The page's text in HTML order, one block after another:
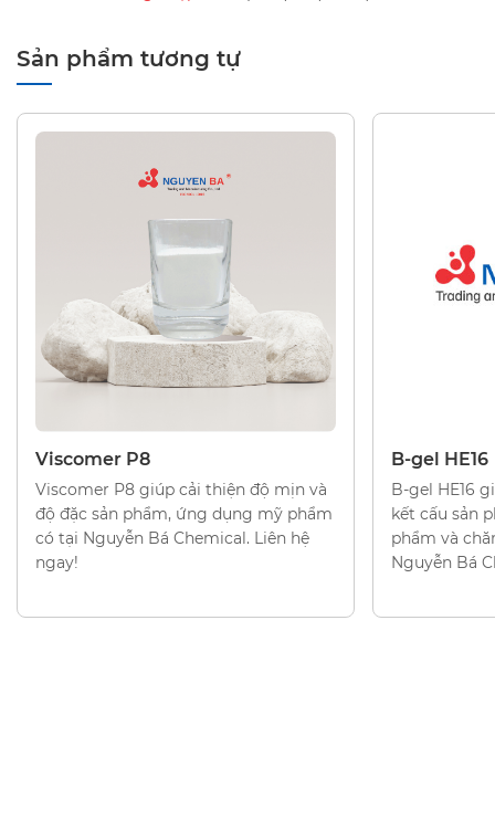
Sản phẩm tương tự
CHẤT TẠO ĐẶC
Viscomer P8
Viscomer P8 giúp cải thiện độ mịn và
độ đặc sản phẩm, ứng dụng mỹ phẩm
có tại Nguyễn Bá Chemical. Liên hệ
ngay!
B-gel HE16
B-gel HE16
kết cấu sản
phẩm và
Nguyễn Bá